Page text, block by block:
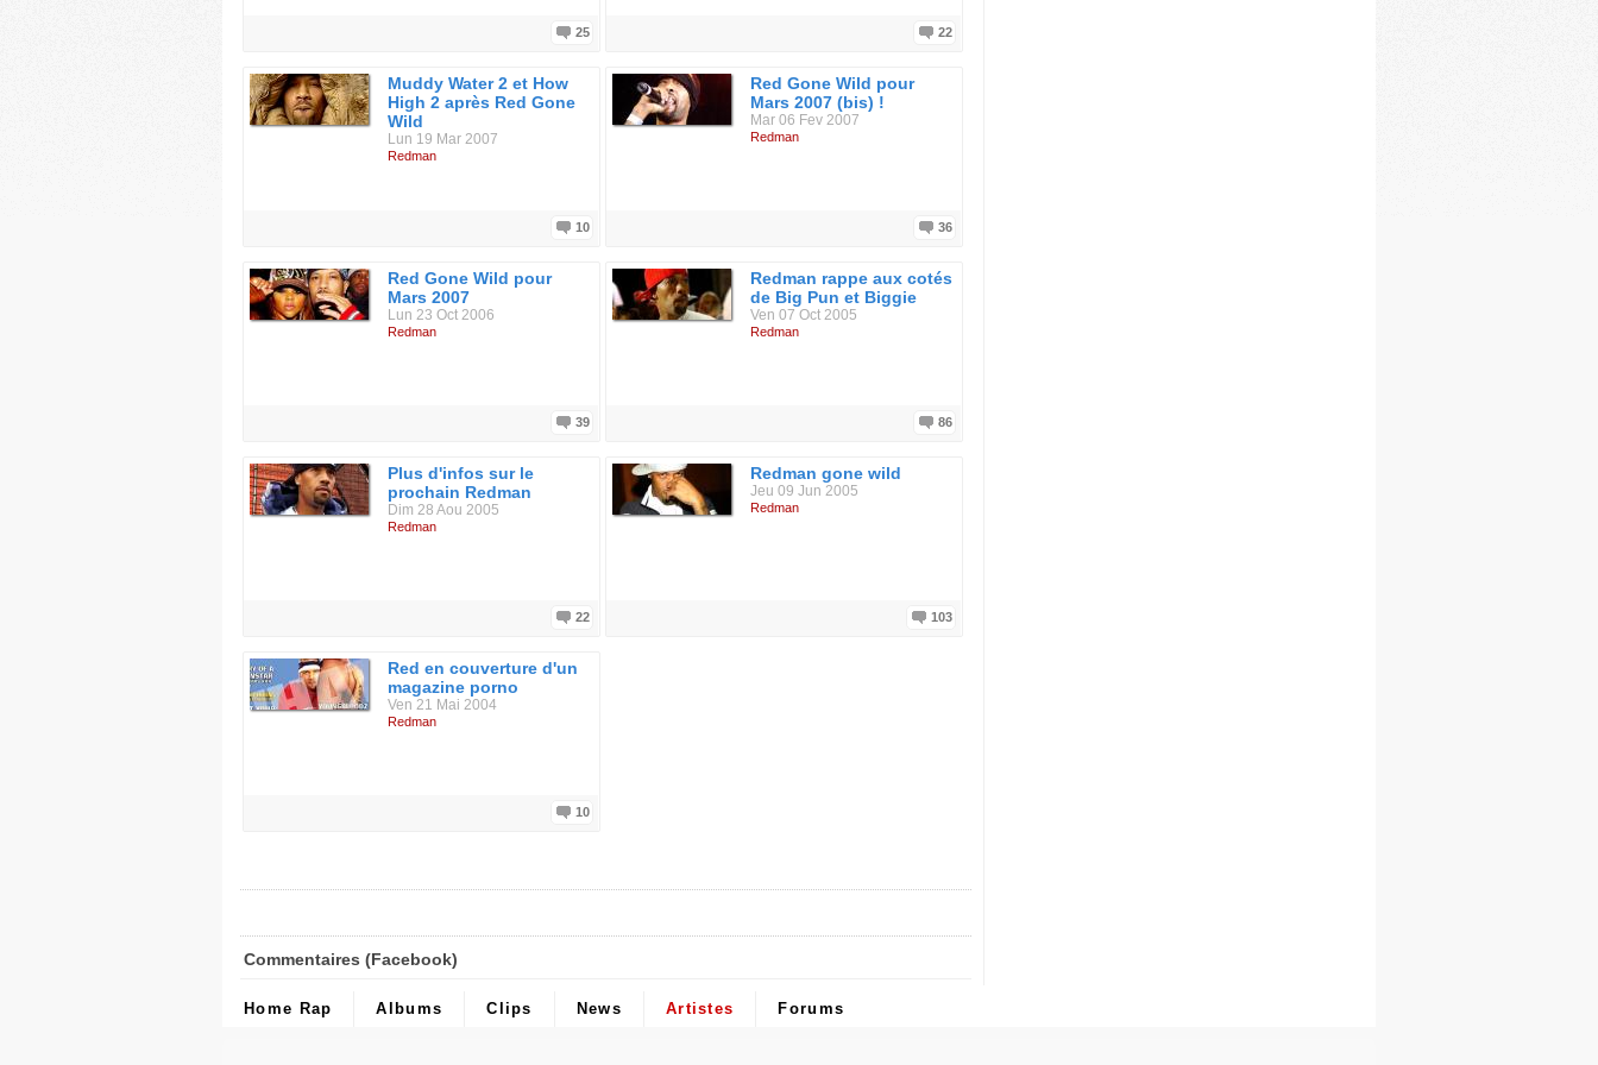
1998 : Doc's da Name 2000
1999 : Blackout! (with Method Man)
2001 : Malpractice
2007 : Red Gone Wild
2009 : Blackout 2 (with Method Man)
25 22
Muddy Water 2 et How
High 2 après Red Gone
Wild
Lun 19 Mar 2007
Redman
10
Red Gone Wild pour
Mars 2007 (bis) !
Mar 06 Fev 2007
Redman
36
Red Gone Wild pour
Mars 2007
Lun 23 Oct 2006
Redman
39
Redman rappe aux cotés
de Big Pun et Biggie
Ven 07 Oct 2005
Redman
86
Plus d'infos sur le
prochain Redman
Dim 28 Aou 2005
Redman
22
Redman gone wild
Jeu 09 Jun 2005
Redman
103
Red en couverture d'un
magazine porno
Ven 21 Mai 2004
Redman
10
Commentaires (Facebook)
Home Rap Albums Clips News Artistes Forums